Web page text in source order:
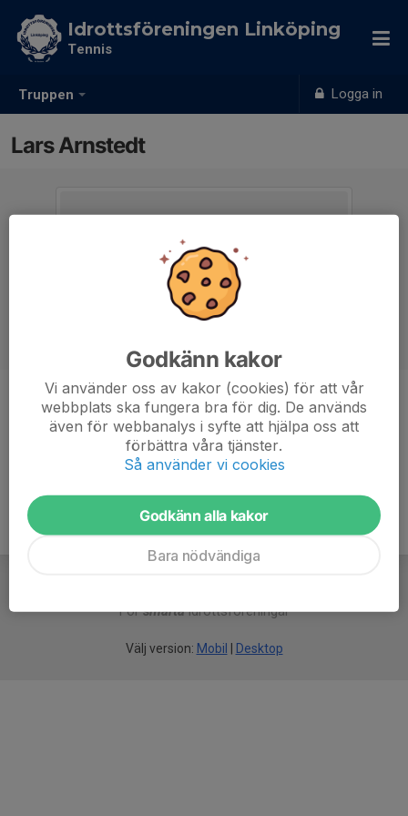
Truppen Logga in
Idrottsföreningen Linköping
Tennis
Lars Arnstedt
Position
-
59 år
Försmartaidrottsföreningar
Välj version: Mobil Desktop
Godkänn kakor
Vi använder oss av kakor (cookies) för att vår
webbplats ska fungera bra för dig. De används
även för webbanalys i syfte att hjälpa oss att
förbättra våra tjänster.
Så använder vi cookies
Godkänn alla kakor
Bara nödvändiga